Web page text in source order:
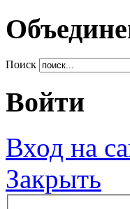
Поиск
Войти
Вход на
Закрыть